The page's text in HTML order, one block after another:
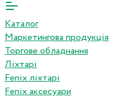
Каталог
Маркетингова продукція
Торгове обладнання
Ліхтарі
Fenix ліхтарі
Fenix аксесуари